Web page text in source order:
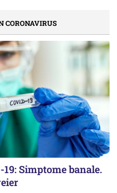
CORONAVIRUS
Simptome banale.